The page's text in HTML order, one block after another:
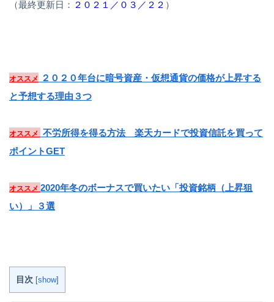
（最終更新日： ２０２１／０３／２２ ）
オススメ
２０２０年台に暗号資産・仮想通貨の価格が上昇する
と予想する理由３つ
オススメ
不労所得を得る方法 楽天カードで投資信託を買って
ポイントGET
オススメ 2020年冬のボーナスで買いたい「投資銘柄（上昇狙
い）」３選
目次 [show]